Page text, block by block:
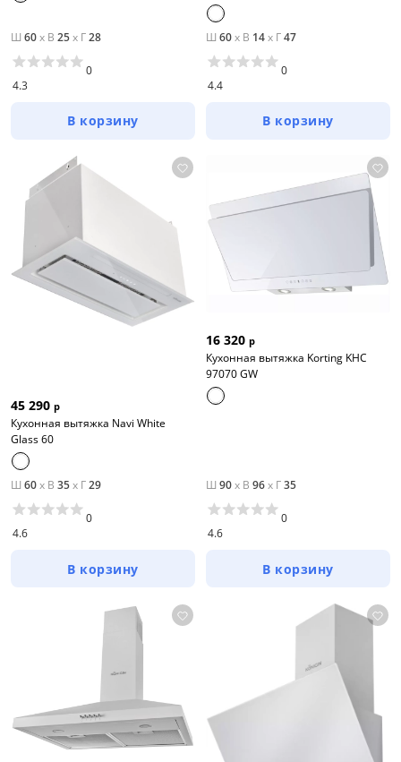
Ш 60x В 25x Г28
4.3
0
В корзину
Ш 60x В 14x Г47
4.4
0
В корзину
45 290 р
Кухонная вытяжка Navi White
Glass 60
Ш 60x В 35x Г29
4.6
0
В корзину
16 320 р
Кухонная вытяжка Korting KHC
97070 GW
Ш 90x В 96x Г35
4.6
0
В корзину